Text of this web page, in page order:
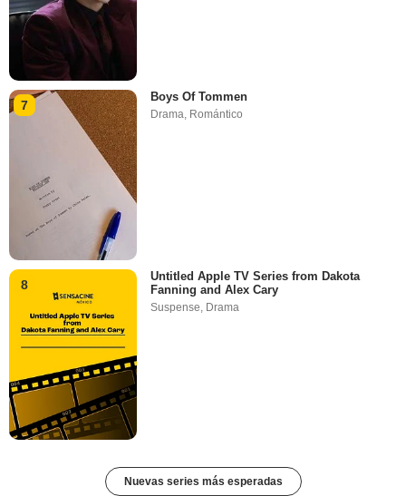
7
Boys Of Tommen
Drama Romántico
8
Untitled Apple TV Series from Dakota
Fanning and Alex Cary
Suspense, Drama
Nuevas series más esperadas